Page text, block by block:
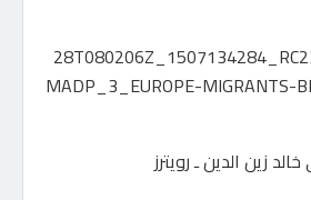
زين الدين ـ رويترز